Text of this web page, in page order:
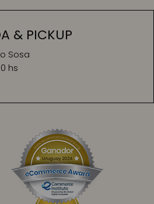
& PICKUP
Sosa
hs